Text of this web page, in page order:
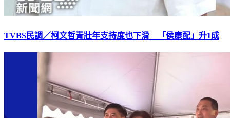
TVBS民調／柯文哲青壯年支持度也下滑 「侯康配」升1成